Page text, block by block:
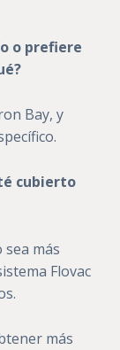
o prefiere
Bay, y
cubierto
más
Flovac
más